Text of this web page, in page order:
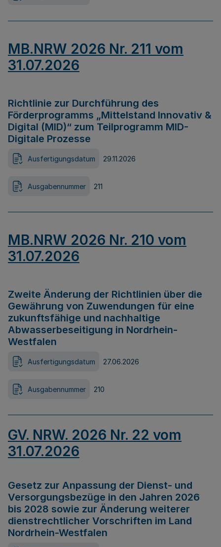
MB.NRW 2026 Nr. 211 vom
31.07.2026
Richtlinie zur Durchführung des
Förderprogramms „Mittelstand Innovativ &
Digital (MID)“ zum Teilprogramm MID-
Digitale Prozesse
Ausfertigungsdatum 29.11.2026
Ausgabennummer 211
MB.NRW 2026 Nr. 210 vom
31.07.2026
Zweite Änderung der Richtlinien über die
Gewährung von Zuwendungen für eine
zukunftsfähige und nachhaltige
Abwasserbeseitigung in Nordrhein-
Westfalen
Ausfertigungsdatum 27.06.2026
Ausgabennummer 210
GV. NRW. 2026 Nr. 22 vom
31.07.2026
Gesetz zur Anpassung der Dienst- und
Versorgungsbezüge in den Jahren 2026
bis 2028 sowie zur Änderung weiterer
dienstrechtlicher Vorschriften im Land
Nordrhein-Westfalen